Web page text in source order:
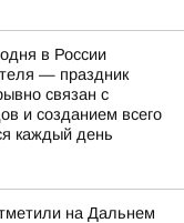
в России
— праздник
связан с
и созданием всего
каждый день
на Дальнем